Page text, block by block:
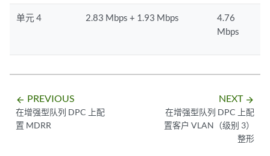
单元 4 2.83 Mbps + 1.93 Mbps
4.76
Mbps
arrow_backward PREVIOUS
在增强型队列 DPC 上配
置 MDRR
NEXT arrow_forward
在增强型队列 DPC 上配
置客户 VLAN（级别 3）
整形